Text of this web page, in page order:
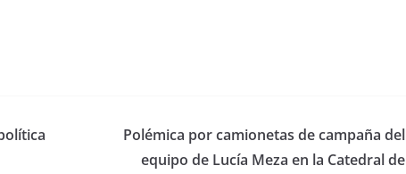
Polémica por camionetas de campaña del
equipo de Lucía Meza en la Catedral de